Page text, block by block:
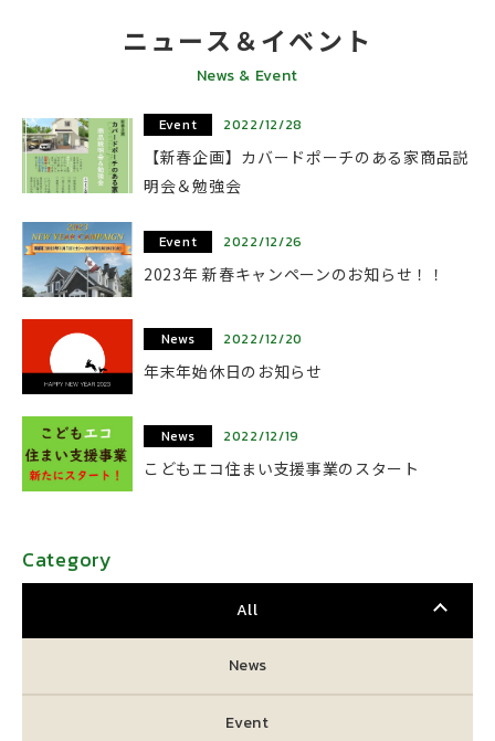
ニュース＆イベント
News & Event
Event 2022/12/28
【新春企画】カバードポーチのある家商品説
明会＆勉強会
Event 2022/12/26
2023年 新春キャンペーンのお知らせ！！
News 2022/12/20
年末年始休日のお知らせ
News 2022/12/19
こどもエコ住まい支援事業のスタート
Category
All
News
Event